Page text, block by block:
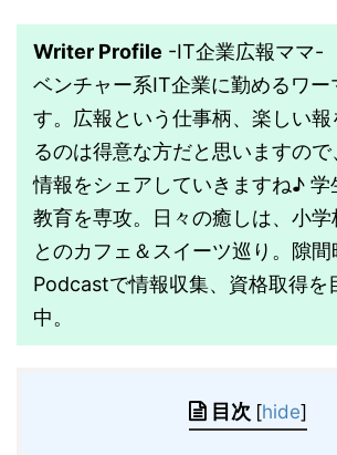
Writer Profile -IT企業広報ママ-
ベンチャー系IT企業に勤めるワー
す。広報という仕事柄、楽しい
るのは得意な方だと思いますの
情報をシェアしていきますね♪ 学
教育を専攻。日々の癒しは、小
とのカフェ＆スイーツ巡り。隙
Podcastで情報収集、資格取得を
中。
目次 [hide]